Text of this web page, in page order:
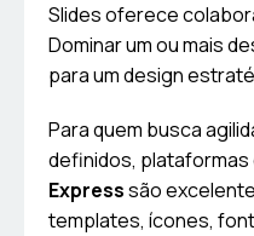
Slides oferece
Dominar um ou mais
para um design
Para quem busca
definidos, plataformas
Expresssão
templates, ícones,